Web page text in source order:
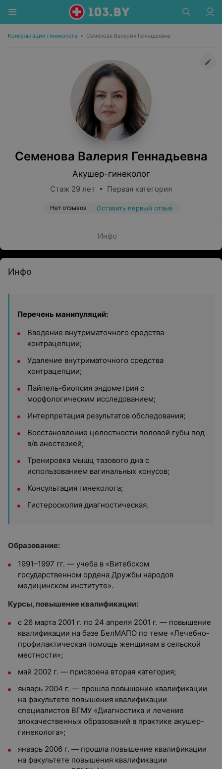
Консультации гинеколога • Семенова Валерия Геннадьевна
Семенова Валерия Геннадьевна
Акушер-гинеколог
Стаж 29 лет • Первая категория
Нет отзывов Оставить первый отзыв
Инфо
Инфо
Перечень манипуляций:
Введение внутриматочного средства
контрацепции;
Удаление внутриматочного средства
контрацепции;
Пайпель-биопсия эндометрия с
морфологическим исследованием;
Интерпретация результатов обследования;
Восстановление целостности половой губы под
в/в анестезией;
Тренировка мышц тазового дна с
использованием вагинальных конусов;
Консультация гинеколога;
Гистероскопия диагностическая.
Образование:
1991–1997 гг. — учеба в «Витебском
государственном ордена Дружбы народов
медицинском институте».
Курсы, повышение квалификации:
с 26 марта 2001 г. по 24 апреля 2001 г. — повышение
квалификации на базе БелМАПО по теме «Лечебно-
профилактическая помощь женщинам в сельской
местности»;
май 2002 г. — присвоена вторая категория;
январь 2004 г. — прошла повышение квалификации
на факультете повышения квалификации
специалистов ВГМУ «Диагностика и лечение
злокачественных образований в практике акушер-
гинеколога»;
январь 2006 г. — прошла повышение квалификации
на факультете повышения квалификации